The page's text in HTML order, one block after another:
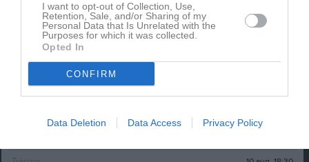
I want to opt-out of Collection, Use,
Retention, Sale, and/or Sharing of my
Personal Data that Is Unrelated with the
Purposes for which it was collected.
Opted In
CONFIRM
Data Deletion Data Access Privacy Policy
Logga in som administratör och skapa ert första album